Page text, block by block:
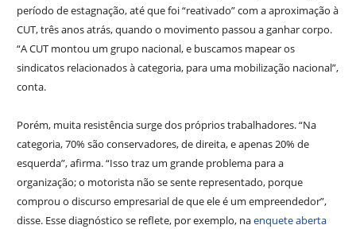
período de estagnação, até que foi “reativado” com a aproximação à
CUT, três anos atrás, quando o movimento passou a ganhar corpo.
“A CUT montou um grupo nacional, e buscamos mapear os
sindicatos relacionados à categoria, para uma mobilização nacional”,
conta.
Porém, muita resistência surge dos próprios trabalhadores. “Na
categoria, 70% são conservadores, de direita, e apenas 20% de
esquerda”, afirma. “Isso traz um grande problema para a
organização; o motorista não se sente representado, porque
comprou o discurso empresarial de que ele é um empreendedor”,
disse. Esse diagnóstico se reflete, por exemplo, naenquete aberta